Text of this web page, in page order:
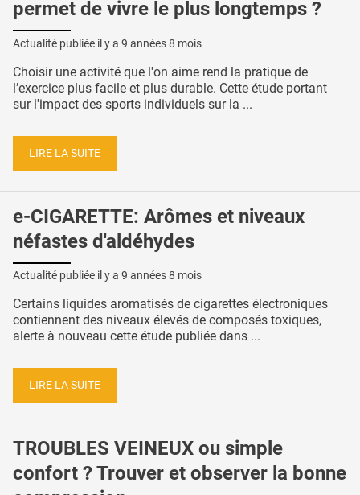
permet de vivre le plus longtemps ?
Actualité publiée il y a 9 années 8 mois
Choisir une activité que l'on aime rend la pratique de
l’exercice plus facile et plus durable. Cette étude portant
sur l'impact des sports individuels sur la ...
LIRE LA SUITE
e-CIGARETTE: Arômes et niveaux
néfastes d'aldéhydes
Actualité publiée il y a 9 années 8 mois
Certains liquides aromatisés de cigarettes électroniques
contiennent des niveaux élevés de composés toxiques,
alerte à nouveau cette étude publiée dans ...
LIRE LA SUITE
TROUBLES VEINEUX ou simple
confort ? Trouver et observer la bonne